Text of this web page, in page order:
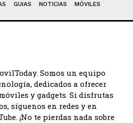
GUIAS NOTICIAS MÓVILES
Somos un equipo
dedicados a ofrecer
y gadgets. Si disfrutas
síguenos en redes y en
¡No te pierdas nada sobre